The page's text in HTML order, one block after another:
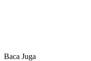
Baca Juga